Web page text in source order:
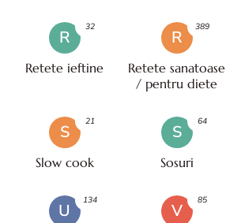
R
Retete ieftine
32
R
Retete sanatoase
/ pentru diete
389
S
Slow cook
21
S
Sosuri
64
U
134
V
85